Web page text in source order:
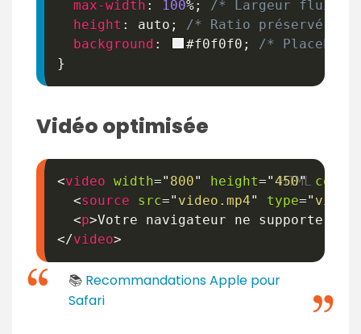
max-width : 100%;
/* Largeur fluide
height : auto ;
/* Ratio préservé */
background : #f0f0f0 ;
/*
}
Vidéo optimisée
<video width=" 800" height="450"
<source src=" video.mp4" type=" video/
<p>Votre navigateur ne supporte pas
</video>
📚 Recommandations Apple pour
Safari